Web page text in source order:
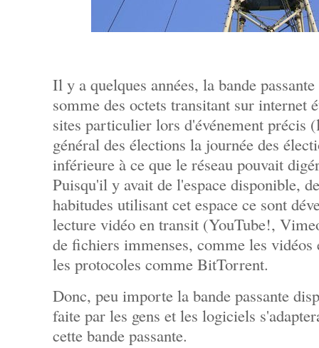
Il y a quelques années, la bande
somme des octets transitant sur internet
sites particulier lors d'événement précis
général des élections la journée des
inférieure à ce que le réseau pouvait
Puisqu'il y avait de l'espace disponible,
habitudes utilisant cet espace ce sont
lecture vidéo en transit (YouTube!,
de fichiers immenses, comme les
les protocoles comme BitTorrent.
Donc, peu importe la bande passante
faite par les gens et les logiciels
cette bande passante.